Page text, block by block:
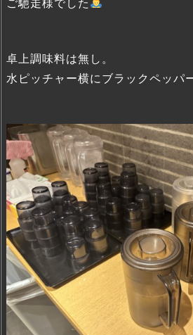
卓上調味料は無し。
水ピッチャー横にブラックペッパ